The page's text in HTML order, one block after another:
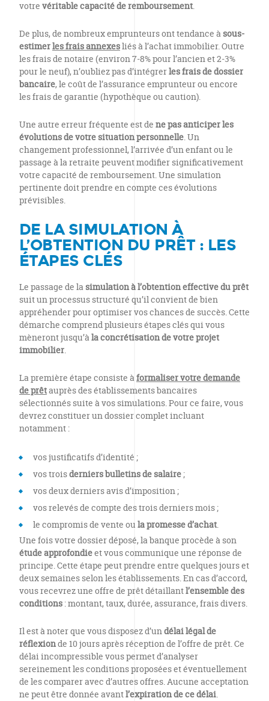
votre véritable capacité de remboursement.
De plus, de nombreux emprunteurs ont tendance à sous-
estimerles frais annexesliés à l’achat immobilier. Outre
les frais de notaire (environ 7-8% pour l’ancien et 2-3%
pour le neuf), n’oubliez pas d’intégrerles frais de dossier
bancaire, le coût de l’assurance emprunteur ou encore
les frais de garantie (hypothèque ou caution).
Une autre erreur fréquente est de ne pas anticiper les
évolutions de votre situation personnelle. Un
changement professionnel, l’arrivée d’un enfant ou le
passage à la retraite peuvent modifier significativement
votre capacité de remboursement. Une simulation
pertinente doit prendre en compte ces évolutions
prévisibles.
DE LA SIMULATION À
L’OBTENTION DU PRÊT : LES
ÉTAPES CLÉS
Le passage de la simulation à l’obtention effective du prêt
suit un processus structuré qu’il convient de bien
appréhender pour optimiser vos chances de succès. Cette
démarche comprend plusieurs étapes clés qui vous
mèneront jusqu’àla concrétisation de votre projet
immobilier.
La première étape consiste àformaliser votre demande
de prêtauprès des établissements bancaires
sélectionnés suite à vos simulations. Pour ce faire, vous
devrez constituer un dossier complet incluant
notamment :
vos justificatifs d’identité ;
vos troisderniers bulletins de salaire ;
vos deux derniers avis d’imposition ;
vos relevés de compte des trois derniers mois ;
le compromis de vente ou la promesse d’achat.
Une fois votre dossier déposé, la banque procède à son
étude approfondieet vous communique une réponse de
principe. Cette étape peut prendre entre quelques jours et
deux semaines selon les établissements. En cas d’accord,
vous recevrez une offre de prêt détaillantl’ensemble des
conditions : montant, taux, durée, assurance, frais divers.
Il est à noter que vous disposez d’undélai légal de
réflexionde 10 jours après réception de l’offre de prêt. Ce
délai incompressible vous permet d’analyser
sereinement les conditions proposées et éventuellement
de les comparer avec d’autres offres. Aucune acceptation
ne peut être donnée avantl’expiration de ce délai.